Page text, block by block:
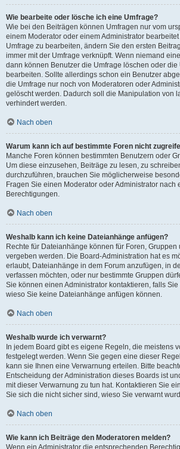
Wie bearbeite oder lösche ich eine Umfrage?
Wie bei den Beiträgen können Umfragen nur vom
einem Moderator oder einem Administrator
Umfrage zu bearbeiten, ändern Sie den ersten
immer mit der Umfrage verknüpft. Wenn niemand
dann können Benutzer die Umfrage löschen oder die
bearbeiten. Sollte allerdings schon ein Benutzer
die Umfrage nur noch von Moderatoren oder
gelöscht werden. Dadurch soll die Manipulation von
verhindert werden.
Nach oben
Warum kann ich auf bestimmte Foren nicht
Manche Foren können bestimmten Benutzern oder
Um diese einzusehen, Beiträge zu lesen, zu
durchzuführen, brauchen Sie möglicherweise
Fragen Sie einen Moderator oder Administrator nach
Berechtigungen.
Nach oben
Weshalb kann ich keine Dateianhänge anfügen?
Rechte für Dateianhänge können für Foren,
vergeben werden. Die Board-Administration hat es
erlaubt, Dateianhänge in dem Forum anzufügen, in
verfassen möchten, oder nur bestimmte Gruppen
Sie können einen Administrator kontaktieren, falls
wieso Sie keine Dateianhänge anfügen können.
Nach oben
Weshalb wurde ich verwarnt?
In jedem Board gibt es eigene Regeln, die meistens
festgelegt werden. Wenn Sie gegen eine dieser
kann sie Ihnen eine Verwarnung erteilen. Bitte
Entscheidung der Administration dieses Boards ist
mit dieser Verwarnung zu tun hat. Kontaktieren Sie
Sie sich die nicht sicher sind, wieso Sie verwarnt
Nach oben
Wie kann ich Beiträge den Moderatoren melden?
Wenn ein Administrator die entsprechenden